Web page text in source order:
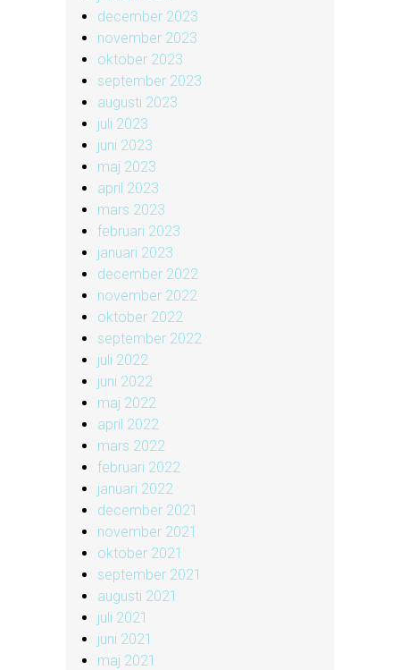
december 2023
november 2023
oktober 2023
september 2023
augusti 2023
juli 2023
juni 2023
maj 2023
april 2023
mars 2023
februari 2023
januari 2023
december 2022
november 2022
oktober 2022
september 2022
juli 2022
juni 2022
maj 2022
april 2022
mars 2022
februari 2022
januari 2022
december 2021
november 2021
oktober 2021
september 2021
augusti 2021
juli 2021
juni 2021
maj 2021